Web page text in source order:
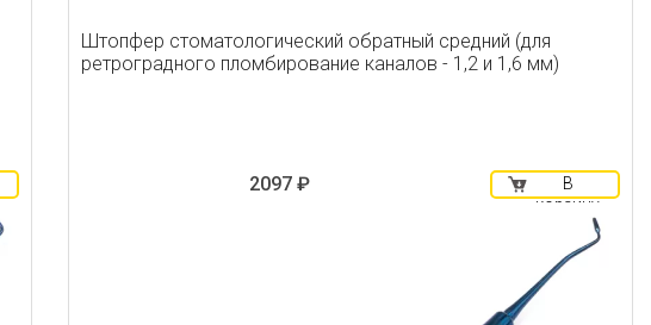
Штопфер стоматологический обратный средний (для
ретроградного пломбирование каналов - 1,2 и 1,6 мм)
2097 ₽
В
корзину